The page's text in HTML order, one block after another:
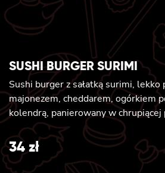
SUSHI BURGER SURIMI
Sushi burger z sałatką surimi, lekko
majonezem, cheddarem, ogórkiem
kolendrą, panierowany w chrupiącej
34zł